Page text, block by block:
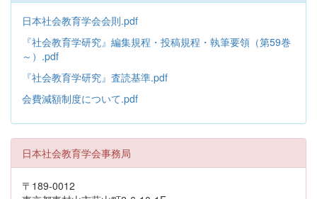
日本社会教育学会会則.pdf
『社会教育学研究』編集規程・投稿規程・執筆要領（第59巻
～）.pdf
『社会教育学研究』査読基準.pdf
会費減額制度について.pdf
日本社会教育学会事務局
〒189-0012